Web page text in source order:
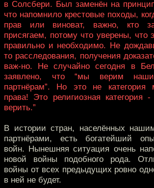
в Солсбери. Был заменён на
что напомнило крестовые походы,
прав или виноват, важно, кто
присягаем, потому что уверены, что
правильно и необходимо. Не
то расследования, получения
важ-но. Не случайно сегодня в
заявлено, что “мы верим
партнёрам”. Но это не категория
права! Это религиозная категория
верить.”
В истории стран, населённых
партнёрами, есть богатейший
войн. Нынешняя ситуация очень
новой войны подобного рода.
войны от всех предыдущих ровно
в ней не будет.